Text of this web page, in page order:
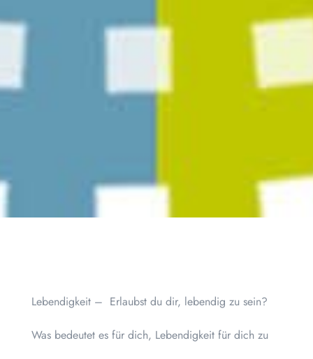
Lebendigkeit – Erlaubst du dir, lebendig zu sein?
Was bedeutet es für dich, Lebendigkeit für dich zu